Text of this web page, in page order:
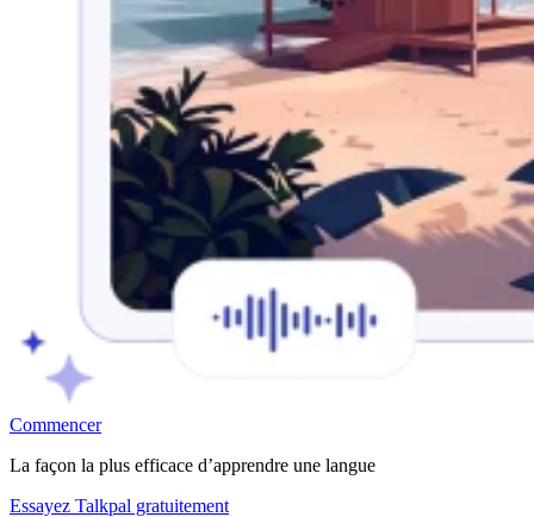
Commencer
La façon la plus efficace d’apprendre une langue
Essayez Talkpal gratuitement